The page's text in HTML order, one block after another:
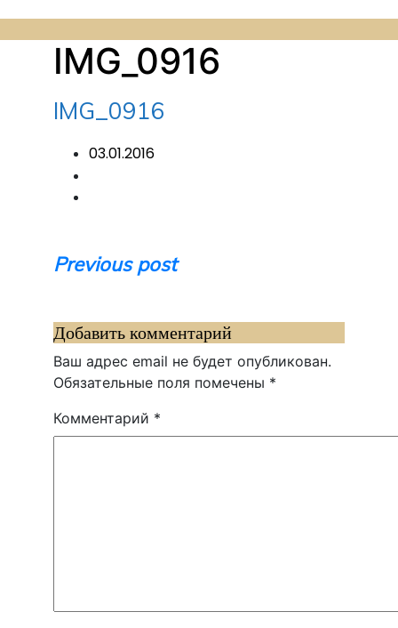
IMG_0916
IMG_0916
03.01.2016
Навигация
записям
Previous post
Добавить комментарий
Ваш адрес email не будет опубликован.
Обязательные поля помечены *
Комментарий *